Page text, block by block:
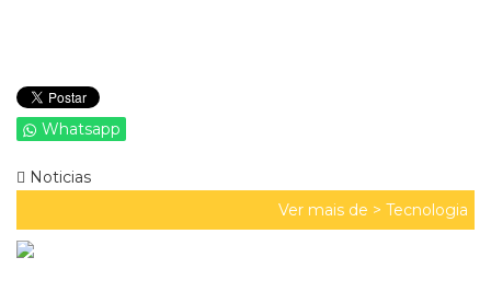
Whatsapp
Noticias
Ver mais de > Tecnologia